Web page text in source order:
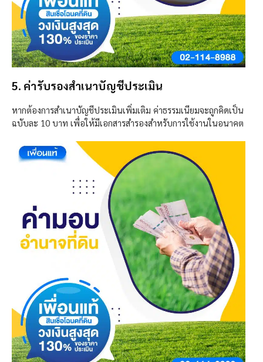
5. ค่ารับรองสำเนาบัญชีประเมิน
หากต้องการสำเนาบัญชีประเมินเพิ่มเติม ค่าธรรมเนียมจะถูกคิดเป็น
ฉบับละ 10 บาท เพื่อให้มีเอกสารสำรองสำหรับการใช้งานในอนาคต